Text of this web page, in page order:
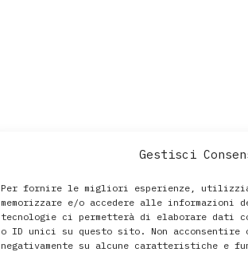
Gestisci
Per fornire le migliori esperienze,
memorizzare e/o accedere alle
tecnologie ci permetterà di elaborare dati
o ID unici su questo sito. Non
negativamente su alcune caratteristiche e